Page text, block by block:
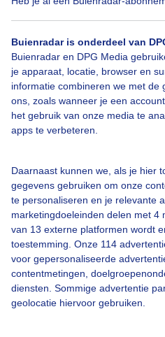
Buienradar is onderdeel van
Buienradar en DPG Media
je apparaat, locatie, browser en
informatie combineren we met de
ons, zoals wanneer je een
het gebruik van onze media te
apps te verbeteren.
Daarnaast kunnen we, als je hier
gegevens gebruiken om onze
te personaliseren en je relevante
marketingdoeleinden delen met 4
van 13 externe platformen wordt
toestemming. Onze 114
voor gepersonaliseerde
contentmetingen,
diensten. Sommige advertentie
geolocatie hiervoor gebruiken.
Een moment
Over Buienradar
Bedrijfsgegevens
Veelgestelde vragen